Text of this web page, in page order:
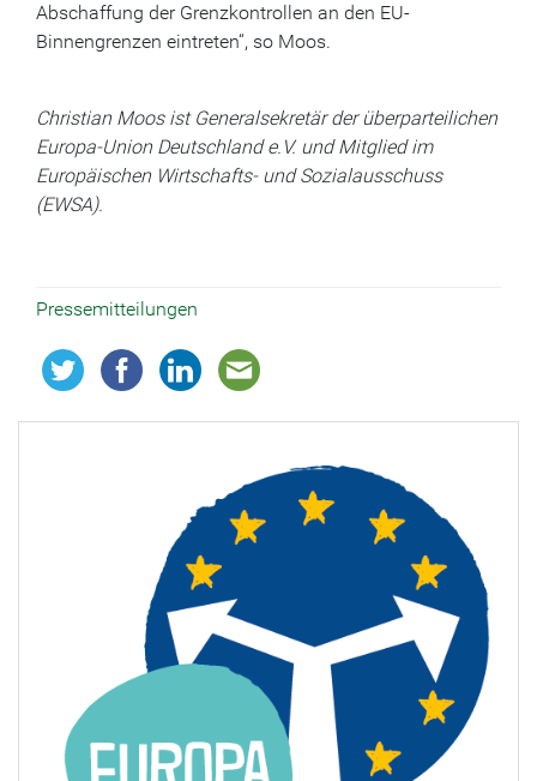
Abschaffung der Grenzkontrollen an den EU-
Binnengrenzen eintreten“, so Moos.
Christian Moos ist Generalsekretär der überparteilichen
Europa-Union Deutschland e.V. und Mitglied im
Europäischen Wirtschafts- und Sozialausschuss
(EWSA).
Pressemitteilungen